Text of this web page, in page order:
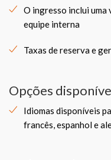
O ingresso inclui uma
equipe interna
Taxas de reserva e
Opções
Idiomas disponíveis
francês, espanhol e